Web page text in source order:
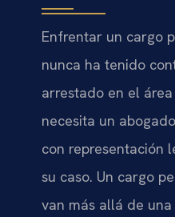
Enfrentar un cargo
nunca ha tenido
arrestado en el
necesita un
con representación
su caso. Un cargo
van más allá de